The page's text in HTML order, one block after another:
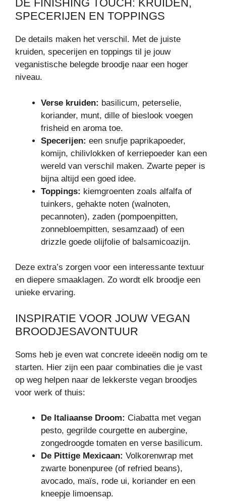
DE FINISHING TOUCH: KRUIDEN,
SPECERIJEN EN TOPPINGS
De details maken het verschil. Met de juiste
kruiden, specerijen en toppings til je jouw
veganistische belegde broodje naar een hoger
niveau.
Verse kruiden: basilicum, peterselie,
koriander, munt, dille of bieslook voegen
frisheid en aroma toe.
Specerijen: een snufje paprikapoeder,
komijn, chilivlokken of kerriepoeder kan een
wereld van verschil maken. Zwarte peper is
bijna altijd een goed idee.
Toppings: kiemgroenten zoals alfalfa of
tuinkers, gehakte noten (walnoten,
pecannoten), zaden (pompoenpitten,
zonnebloempitten, sesamzaad) of een
drizzle goede olijfolie of balsamicoazijn.
Deze extra’s zorgen voor een interessante textuur
en diepere smaaklagen. Zo wordt elk broodje een
unieke ervaring.
INSPIRATIE VOOR JOUW VEGAN
BROODJESAVONTUUR
Soms heb je even wat concrete ideeën nodig om te
starten. Hier zijn een paar combinaties die je vast
op weg helpen naar de lekkerste vegan broodjes
voor werk of thuis:
De Italiaanse Droom: Ciabatta met vegan
pesto, gegrilde courgette en aubergine,
zongedroogde tomaten en verse basilicum.
De Pittige Mexicaan: Volkorenwrap met
zwarte bonenpuree (of refried beans),
avocado, maïs, rode ui, koriander en een
kneepje limoensap.